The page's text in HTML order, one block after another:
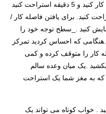
_در تکه های زمان کار کنید .25 دقیقه کار کنید و 5 دقیقه استراحت کنید
و 17 دقیقه استراحت کنید. برای یافتن فاصله کار /
کنید ._سطح توجه خود را
که احساس کردید تمرکز
کار را متوقف کرده و کمی
بکشید .یک میان وعده سالم
که به مغز شما یک استراحت
. خواب کوتاه می تواند یک